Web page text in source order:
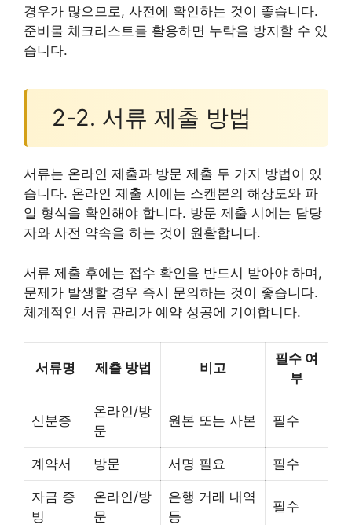
경우가 많으므로, 사전에 확인하는 것이 좋습니다.
준비물 체크리스트를 활용하면 누락을 방지할 수 있
습니다.
2-2. 서류 제출 방법
서류는 온라인 제출과 방문 제출 두 가지 방법이 있
습니다. 온라인 제출 시에는 스캔본의 해상도와 파
일 형식을 확인해야 합니다. 방문 제출 시에는 담당
자와 사전 약속을 하는 것이 원활합니다.
서류 제출 후에는 접수 확인을 반드시 받아야 하며,
문제가 발생할 경우 즉시 문의하는 것이 좋습니다.
체계적인 서류 관리가 예약 성공에 기여합니다.
서류명 제출 방법 비고
필수 여
부
신분증
온라인/방
문
원본 또는 사본 필수
계약서 방문 서명 필요 필수
자금 증
빙
온라인/방
문
은행 거래 내역
등
필수